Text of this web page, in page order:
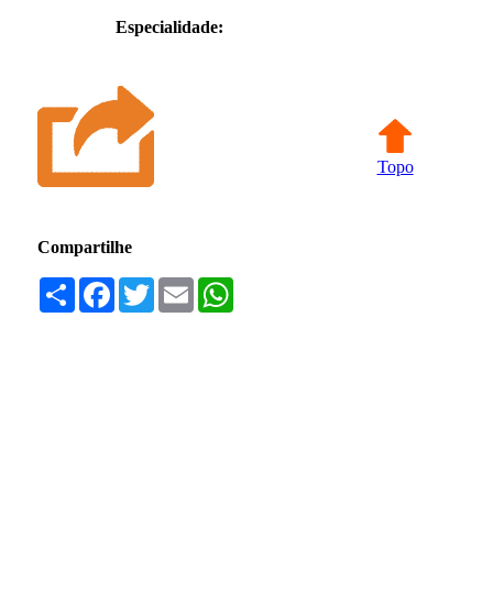
Especialidade:
Topo
Compartilhe
Compartilhar
Facebook
TwitterEmail